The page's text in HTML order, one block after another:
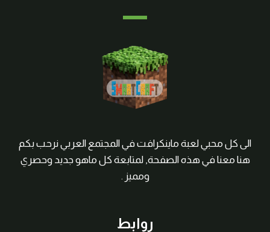
الى كل محبي لعبة ماينكرافت في المجتمع العربي نرحب بكم
هنا معنا في هذه الصفحة, لمتابعة كل ماهو جديد وحصري
ومميز .
روابط